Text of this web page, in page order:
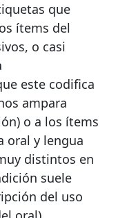
que
ítems del
o casi
este codifica
ampara
o a los ítems
oral y lengua
distintos en
suele
del uso